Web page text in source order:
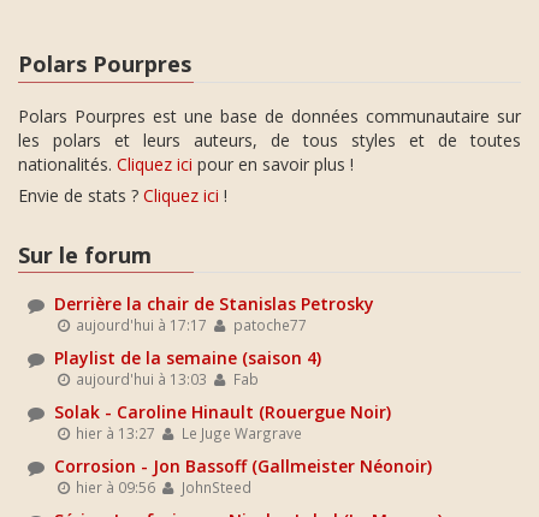
Polars Pourpres
Polars Pourpres est une base de données communautaire sur
les polars et leurs auteurs, de tous styles et de toutes
nationalités. Cliquez ici pour en savoir plus !
Envie de stats ? Cliquez ici !
Sur le forum
Derrière la chair de Stanislas Petrosky
aujourd'hui à 17:17 patoche77
Playlist de la semaine (saison 4)
aujourd'hui à 13:03 Fab
Solak - Caroline Hinault (Rouergue Noir)
hier à 13:27 Le Juge Wargrave
Corrosion - Jon Bassoff (Gallmeister Néonoir)
hier à 09:56 JohnSteed